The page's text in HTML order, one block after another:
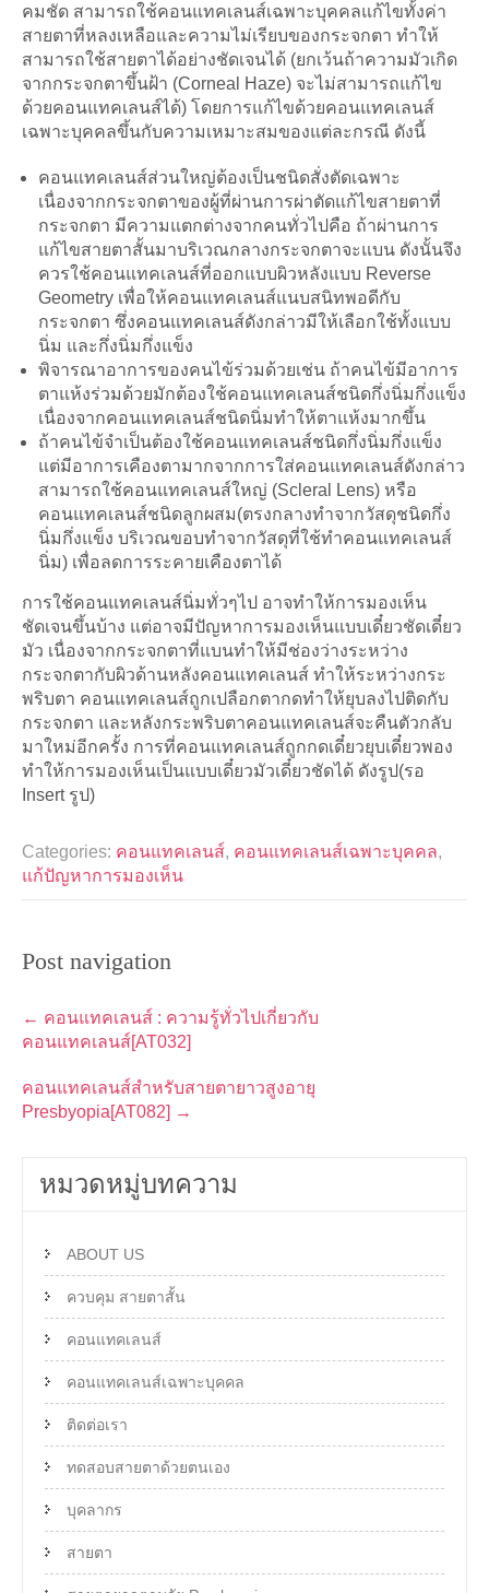
คมชัด สามารถใช้คอนแทคเลนส์เฉพาะบุคคลแก้ไขทั้งค่า
สายตาที่หลงเหลือและความไม่เรียบของกระจกตา ทำให้
สามารถใช้สายตาได้อย่างชัดเจนได้ (ยกเว้นถ้าความมัวเกิด
จากกระจกตาขึ้นฝ้า (Corneal Haze) จะไม่สามารถแก้ไข
ด้วยคอนแทคเลนส์ได้) โดยการแก้ไขด้วยคอนแทคเลนส์
เฉพาะบุคคลขึ้นกับความเหมาะสมของแต่ละกรณี ดังนี้
คอนแทคเลนส์ส่วนใหญ่ต้องเป็นชนิดสั่งตัดเฉพาะ
เนื่องจากกระจกตาของผู้ที่ผ่านการผ่าตัดแก้ไขสายตาที่
กระจกตา มีความแตกต่างจากคนทั่วไปคือ ถ้าผ่านการ
แก้ไขสายตาสั้นมาบริเวณกลางกระจกตาจะแบน ดังนั้นจึง
ควรใช้คอนแทคเลนส์ที่ออกแบบผิวหลังแบบ Reverse
Geometry เพื่อให้คอนแทคเลนส์แนบสนิทพอดีกับ
กระจกตา ซึ่งคอนแทคเลนส์ดังกล่าวมีให้เลือกใช้ทั้งแบบ
นิ่ม และกึ่งนิ่มกึ่งแข็ง
พิจารณาอาการของคนไข้ร่วมด้วยเช่น ถ้าคนไข้มีอาการ
ตาแห้งร่วมด้วยมักต้องใช้คอนแทคเลนส์ชนิดกึ่งนิ่มกึ่งแข็ง
เนื่องจากคอนแทคเลนส์ชนิดนิ่มทำให้ตาแห้งมากขึ้น
ถ้าคนไข้จำเป็นต้องใช้คอนแทคเลนส์ชนิดกึ่งนิ่มกึ่งแข็ง
แต่มีอาการเคืองตามากจากการใส่คอนแทคเลนส์ดังกล่าว
สามารถใช้คอนแทคเลนส์ใหญ่ (Scleral Lens) หรือ
คอนแทคเลนส์ชนิดลูกผสม(ตรงกลางทำจากวัสดุชนิดกึ่ง
นิ่มกึ่งแข็ง บริเวณขอบทำจากวัสดุที่ใช้ทำคอนแทคเลนส์
นิ่ม) เพื่อลดการระคายเคืองตาได้
การใช้คอนแทคเลนส์นิ่มทั่วๆไป อาจทำให้การมองเห็น
ชัดเจนขึ้นบ้าง แต่อาจมีปัญหาการมองเห็นแบบเดี๋ยวชัดเดี๋ยว
มัว เนื่องจากกระจกตาที่แบนทำให้มีช่องว่างระหว่าง
กระจกตากับผิวด้านหลังคอนแทคเลนส์ ทำให้ระหว่างกระ
พริบตา คอนแทคเลนส์ถูกเปลือกตากดทำให้ยุบลงไปติดกับ
กระจกตา และหลังกระพริบตาคอนแทคเลนส์จะคืนตัวกลับ
มาใหม่อีกครั้ง การที่คอนแทคเลนส์ถูกกดเดี๋ยวยุบเดี๋ยวพอง
ทำให้การมองเห็นเป็นแบบเดี๋ยวมัวเดี๋ยวชัดได้ ดังรูป(รอ
Insert รูป)
Categories: คอนแทคเลนส์, คอนแทคเลนส์เฉพาะบุคคล,
แก้ปัญหาการมองเห็น
Post navigation
← คอนแทคเลนส์ : ความรู้ทั่วไปเกี่ยวกับ
คอนแทคเลนส์[AT032]
คอนแทคเลนส์สำหรับสายตายาวสูงอายุ
Presbyopia[AT082] →
หมวดหมู่บทความ
ABOUT US
ควบคุม สายตาสั้น
คอนแทคเลนส์
คอนแทคเลนส์เฉพาะบุคคล
ติดต่อเรา
ทดสอบสายตาด้วยตนเอง
บุคลากร
สายตา